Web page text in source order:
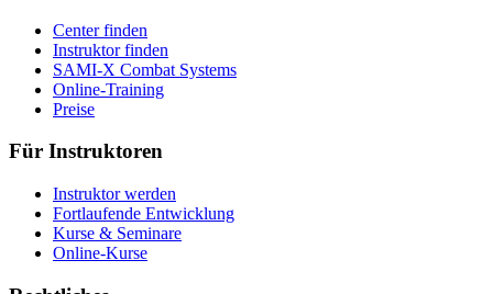
Center finden
Instruktor finden
SAMI-X Combat Systems
Online-Training
Preise
Für Instruktoren
Instruktor werden
Fortlaufende Entwicklung
Kurse & Seminare
Online-Kurse